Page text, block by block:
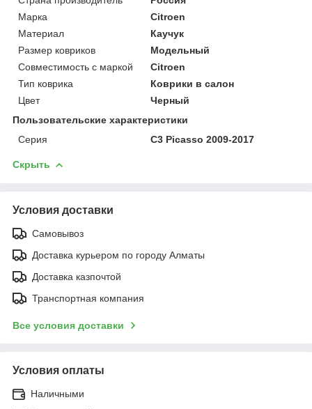
Марка
Citroen
Материал
Каучук
Размер ковриков
Модельный
Совместимость с маркой
Citroen
Тип коврика
Коврики в салон
Цвет
Черный
Пользовательские характеристики
Серия
С3 Picasso 2009-2017
Скрыть
Условия доставки
Самовывоз
Доставка курьером по городу Алматы
Доставка казпочтой
Транспортная компания
Все условия доставки
Условия оплаты
Наличными